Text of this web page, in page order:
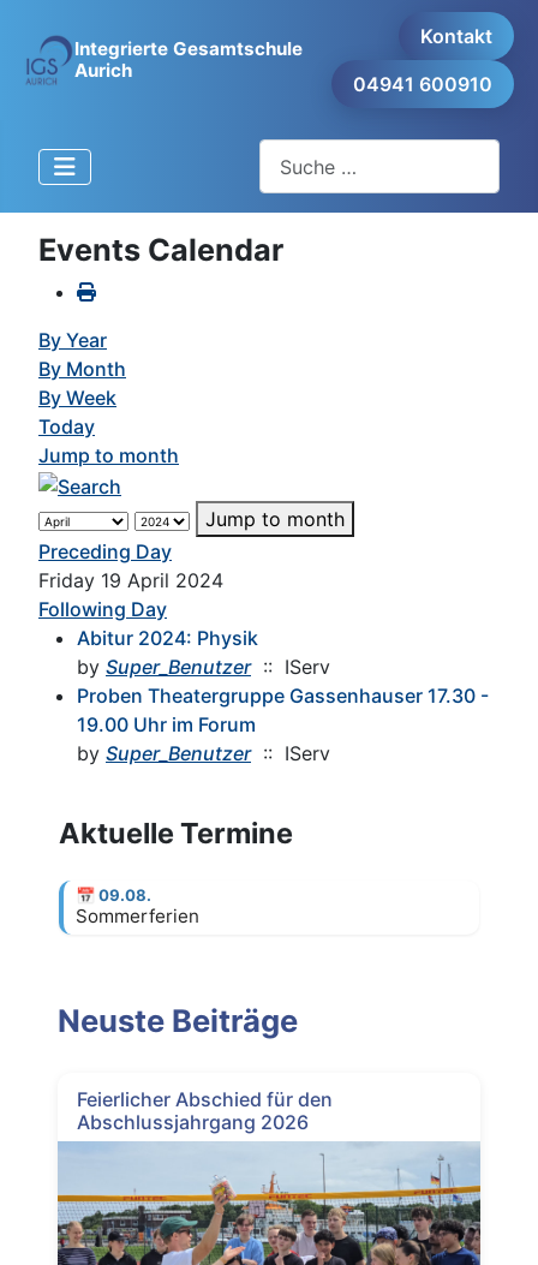
Integrierte Gesamtschule
Aurich
Kontakt
04941 600910
Events Calendar
By Year
By Month
By Week
Today
Jump to month
Jump to month
Preceding Day
Friday 19 April 2024
Following Day
Abitur 2024: Physik
by Super_Benutzer:: IServ
Proben Theatergruppe Gassenhauser 17.30 -
19.00 Uhr im Forum
by Super_Benutzer:: IServ
Aktuelle Termine
📅 09.08.
Sommerferien
Neuste Beiträge
Feierlicher Abschied für den
Abschlussjahrgang 2026